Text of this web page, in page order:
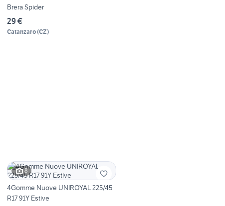
Brera Spider
29 €
Catanzaro(CZ)
8
4Gomme Nuove UNIROYAL 225/45
R17 91Y Estive